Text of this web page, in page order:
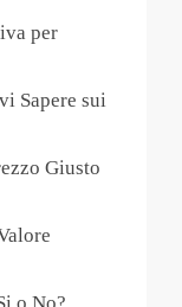
per
Sapere sui
Giusto